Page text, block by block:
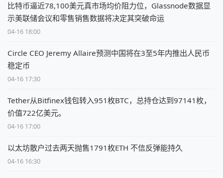
比特币逼近78,100美元真市场均价阻力位，Glassnode数据显
示美联储会议和零售销售数据将决定其突破命运
04-16 18:00
Circle CEO Jeremy Allaire预测中国将在3至5年内推出人民币
稳定币
04-16 17:30
Tether从Bitfinex钱包转入951枚BTC，总持仓达到97141枚，
价值722亿美元。
04-16 17:00
以太坊散户过去两天抛售1791枚ETH 不信反弹能持久
04-16 16:30